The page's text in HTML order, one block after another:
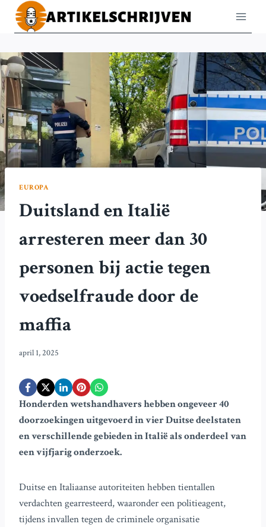
Doorgaan
naar
EUROPA
Duitsland en Italië
arresteren meer dan 30
personen bij actie tegen
voedselfraude door de
maffia
april 1, 2025
Honderden wetshandhavers hebben ongeveer 40
doorzoekingen uitgevoerd in vier Duitse deelstaten
en verschillende gebieden in Italië als onderdeel van
een vijfjarig onderzoek.
Duitse en Italiaanse autoriteiten hebben tientallen
verdachten gearresteerd, waaronder een politieagent,
tijdens invallen tegen de criminele organisatie